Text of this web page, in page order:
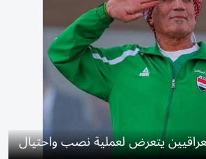
يتعرض لعملية نصب واحتيال